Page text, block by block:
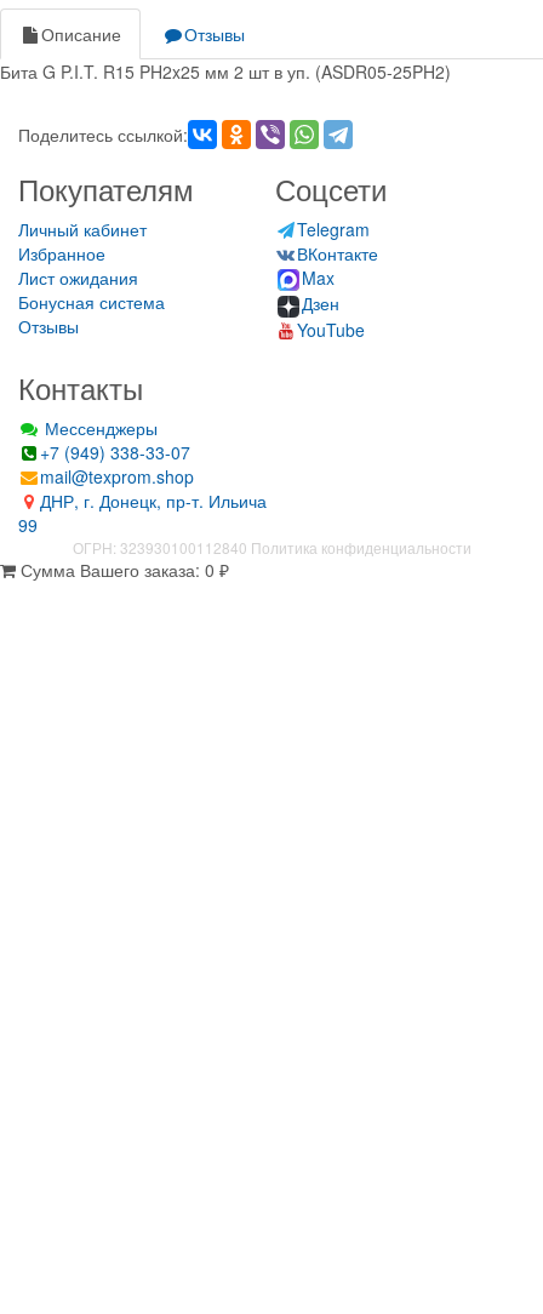
Описание
Отзывы
Бита G P.I.T. R15 PH2x25 мм 2 шт в уп. (ASDR05-25PH2)
Поделитесь ссылкой:
Покупателям
Личный кабинет
Избранное
Лист ожидания
Бонусная система
Отзывы
Соцсети
Telegram
ВКонтакте
Max
Дзен
YouTube
Контакты
Мессенджеры
+7 (949) 338-33-07
mail@texprom.shop
ДНР, г. Донецк, пр-т. Ильича
99
ОГРН: 323930100112840 Политика конфиденциальности
Сумма Вашего заказа: 0 ₽